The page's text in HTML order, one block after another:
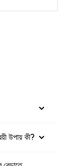
উপায় কী?